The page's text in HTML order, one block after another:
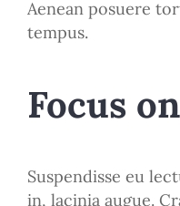
Aenean posuere
tempus.
Focus
Suspendisse eu
in, lacinia augue.